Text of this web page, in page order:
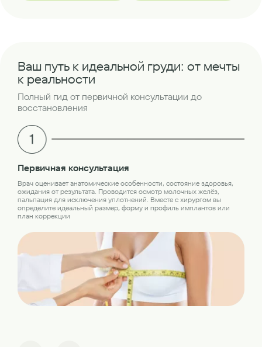
Ваш путь к идеальной груди: от мечты
к реальности
Полный гид от первичной консультации до
восстановления
Первичная консультация
Врач оценивает анатомические особенности, состояние здоровья,
ожидания от результата. Проводится осмотр молочных желёз,
пальпация для исключения уплотнений. Вместе с хирургом вы
определите идеальный размер, форму и профиль имплантов или
план коррекции